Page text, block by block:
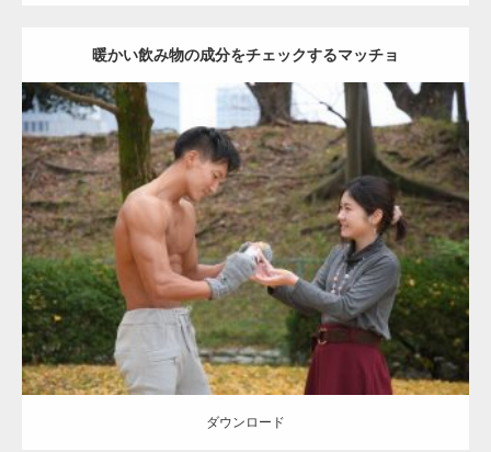
暖かい飲み物の成分をチェックするマッチョ
Update:2021.07.8
Category:公園のマッチョ その他 AKIHITO(細マッチョ) 上腕三頭筋
肩
ダウンロード
ダウンロード